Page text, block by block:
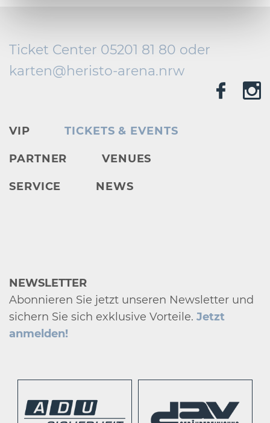
Ticket Center 05201 81 80 oder
karten@heristo-arena.nrw
VIP TICKETS & EVENTS
PARTNER VENUES
SERVICE NEWS
NEWSLETTER
Abonnieren Sie jetzt unseren Newsletter und
sichern Sie sich exklusive Vorteile. Jetzt
anmelden!